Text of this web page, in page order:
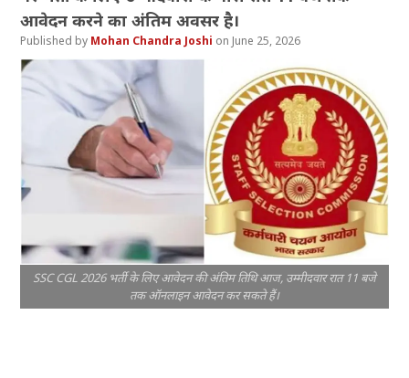
आवेदन करने का अंतिम अवसर है।
Mohan Chandra Joshi June 25, 2026
SSC CGL 2026 भर्ती के लिए आवेदन की अंतिम तिथि आज, उम्मीदवार रात 11 बजे
तक ऑनलाइन आवेदन कर सकते हैं।